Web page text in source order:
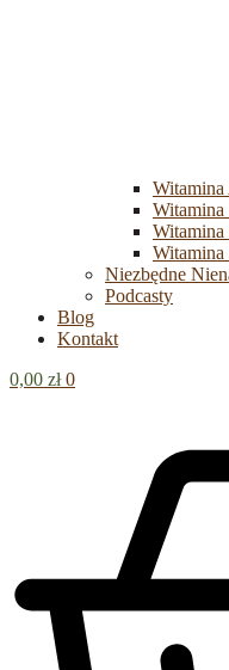
Witamina
Witamina
Witamina
Witamina
Niezbędne
Podcasty
Blog
Kontakt
0,00 zł 0